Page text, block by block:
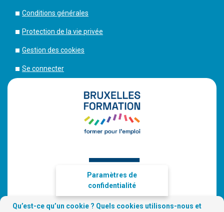
Conditions générales
Protection de la vie privée
Gestion des cookies
Se connecter
Paramètres de
confidentialité
Qu’est-ce qu’un cookie ? Quels cookies utilisons-nous et